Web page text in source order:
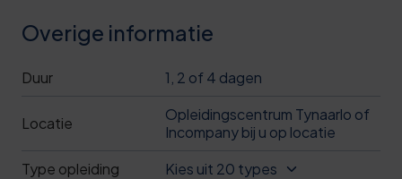
Overige informatie
Duur 1, 2 of 4 dagen
Locatie
Opleidingscentrum Tynaarlo of
Incompany bij u op locatie
Type opleiding
Kies uit 20 types